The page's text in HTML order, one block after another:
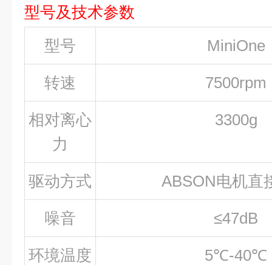
型号及技术参数
型号
MiniOne
转速 7500rpm
相对离心
力
3300g
驱动方式 ABSON电机直
噪音 ≤47dB
环境温度 5℃-40℃